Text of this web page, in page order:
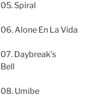
05. Spiral
06. Alone En La Vida
07. Daybreak’s
Bell
08. Umibe